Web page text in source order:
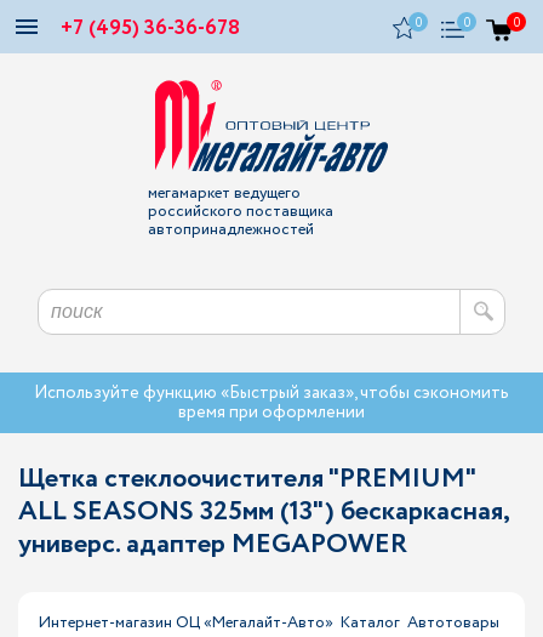
+7 (495) 36-36-678 0 0 0
мегамаркет ведущего
российского поставщика
автопринадлежностей
Используйте функцию «Быстрый заказ», чтобы сэкономить
время при оформлении
Щетка стеклоочистителя "PREMIUM"
ALL SEASONS 325мм (13") бескаркасная,
универс. адаптер MEGAPOWER
Интернет-магазин ОЦ «Мегалайт-Авто» Каталог Автотовары